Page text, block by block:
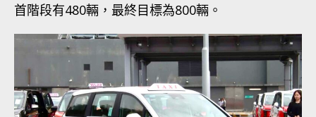
首階段有480輛，最終目標為800輛。